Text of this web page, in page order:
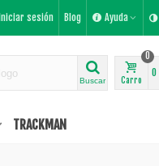
Iniciar sesión Blog Ayuda
Buscar Carro
0
0
TRACKMAN